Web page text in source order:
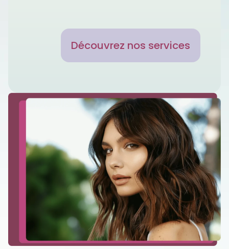
Découvrez nos services